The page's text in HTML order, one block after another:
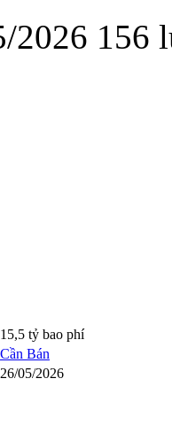
2026 156
15,5 tỷ bao phí
Cần Bán
26/05/2026